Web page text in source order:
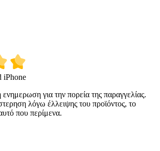
iPhone
για την πορεία της παραγγελίας.
λόγω έλλειψης του προϊόντος, το
που περίμενα.